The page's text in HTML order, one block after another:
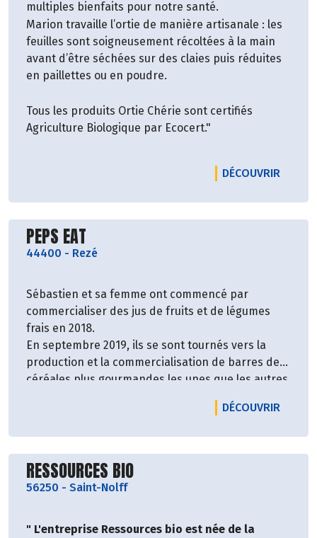
multiples bienfaits pour notre santé.
Marion travaille l’ortie de manière artisanale : les
feuilles sont soigneusement récoltées à la main
avant d’être séchées sur des claies puis réduites
en paillettes ou en poudre.
Tous les produits Ortie Chérie sont certifiés
Agriculture Biologique par Ecocert."
DÉCOUVRIR
Découvrir le producteur
PEPS EAT
44400 - Rezé
Sébastien et sa femme ont commencé par
commercialiser des jus de fruits et de légumes
frais en 2018.
En septembre 2019, ils se sont tournés vers la
production et la commercialisation de barres de
céréales plus gourmandes les unes que les autres
Idéales pour les sportifs mais pas uniquement !
Un défi osé, qui porte ses fruits !
DÉCOUVRIR
Découvrir le producteur
RESSOURCES BIO
56250 - Saint-Nolff
" L'entreprise Ressources bio est née de la